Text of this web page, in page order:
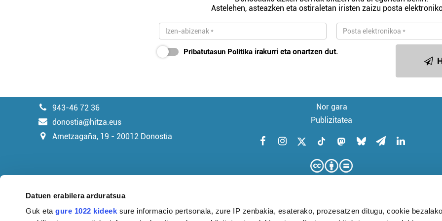
Datuen erabilera arduratsua
Guk etagure 1022 kideek sure informacio pertsonala, zure IP zenbakia, esaterako, prozesatzen ditugu, cookie
Astelehen, asteazken eta ostiraletan iristen zaizu posta
Pribatutasun Politika irakurri eta onartzen dut.
943-46 72 36
donostia@hitza.eus
Ametzagaña, 19 - 20012 Donostia
Nor gara
Publizitatea